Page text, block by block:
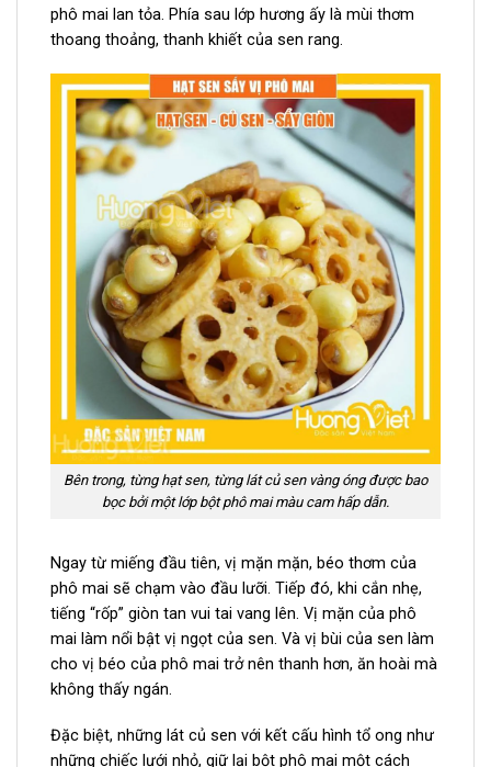
phô mai lan tỏa. Phía sau lớp hương ấy là mùi thơm
thoang thoảng, thanh khiết của sen rang.
Bên trong, từng hạt sen, từng lát củ sen vàng óng được bao
bọc bởi một lớp bột phô mai màu cam hấp dẫn.
Ngay từ miếng đầu tiên, vị mặn mặn, béo thơm của
phô mai sẽ chạm vào đầu lưỡi. Tiếp đó, khi cắn nhẹ,
tiếng “rốp” giòn tan vui tai vang lên. Vị mặn của phô
mai làm nổi bật vị ngọt của sen. Và vị bùi của sen làm
cho vị béo của phô mai trở nên thanh hơn, ăn hoài mà
không thấy ngán.
Đặc biệt, những lát củ sen với kết cấu hình tổ ong như
những chiếc lưới nhỏ, giữ lại bột phô mai một cách